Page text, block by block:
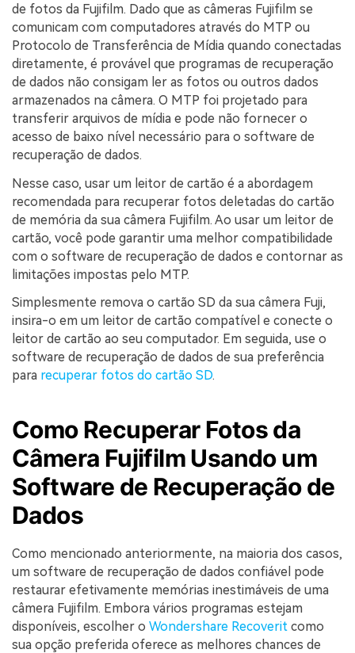
de fotos da Fujifilm. Dado que as câmeras Fujifilm se
comunicam com computadores através do MTP ou
Protocolo de Transferência de Mídia quando conectadas
diretamente, é provável que programas de recuperação
de dados não consigam ler as fotos ou outros dados
armazenados na câmera. O MTP foi projetado para
transferir arquivos de mídia e pode não fornecer o
acesso de baixo nível necessário para o software de
recuperação de dados.
Nesse caso, usar um leitor de cartão é a abordagem
recomendada para recuperar fotos deletadas do cartão
de memória da sua câmera Fujifilm. Ao usar um leitor de
cartão, você pode garantir uma melhor compatibilidade
com o software de recuperação de dados e contornar as
limitações impostas pelo MTP.
Simplesmente remova o cartão SD da sua câmera Fuji,
insira-o em um leitor de cartão compatível e conecte o
leitor de cartão ao seu computador. Em seguida, use o
software de recuperação de dados de sua preferência
para recuperar fotos do cartão SD.
Como Recuperar Fotos da
Câmera Fujifilm Usando um
Software de Recuperação de
Dados
Como mencionado anteriormente, na maioria dos casos,
um software de recuperação de dados confiável pode
restaurar efetivamente memórias inestimáveis de uma
câmera Fujifilm. Embora vários programas estejam
disponíveis, escolher o Wondershare Recoverit como
sua opção preferida oferece as melhores chances de